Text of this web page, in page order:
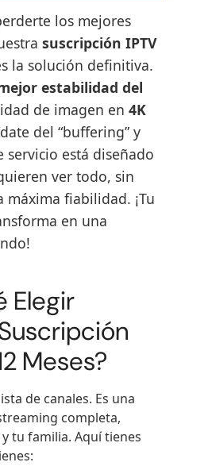
los mejores
suscripción IPTV
la solución definitiva.
estabilidad del
de imagen en4K
del “buffering” y
servicio está diseñado
ver todo, sin
máxima fiabilidad. ¡Tu
en una
Elegir
Meses?
de canales. Es una
completa,
tu familia. Aquí tienes